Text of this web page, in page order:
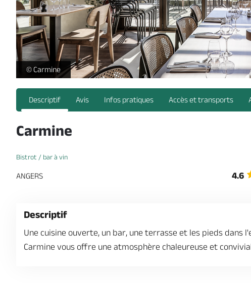
-
© Carmine
Descriptif Avis Infos pratiques Accès et transports
Carmine
Bistrot / bar à vin
ANGERS 4.6
Descriptif
Une cuisine ouverte, un bar, une terrasse et les pieds dans
Carmine vous offre une atmosphère chaleureuse et